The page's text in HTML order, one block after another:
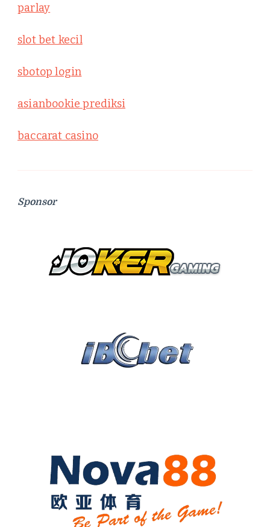
parlay
slot bet kecil
sbotop login
asianbookie prediksi
baccarat casino
Sponsor